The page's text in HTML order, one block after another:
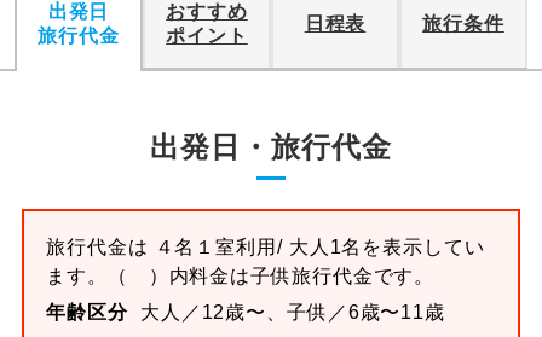
出発日
旅行代金
おすすめ
ポイント
日程表 旅行条件
出発日・旅行代金
旅行代金は ４名１室利用/ 大人1名を表示してい
ます。
（ ）内料金は子供旅行代金です。
年齢区分
大人／12歳〜、子供／6歳〜11歳